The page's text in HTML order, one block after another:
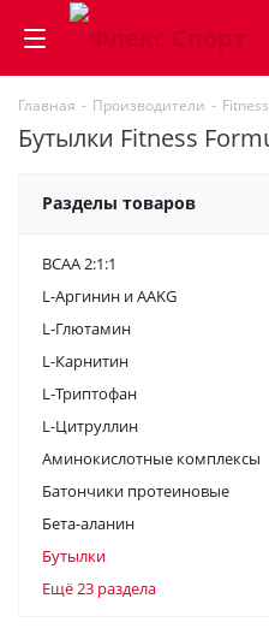
Главная - Производители -
Бутылки Fitness
Разделы товаров
BCAA 2:1:1
L-Аргинин и AAKG
L-Глютамин
L-Карнитин
L-Триптофан
L-Цитруллин
Аминокислотные комплексы
Батончики протеиновые
Бета-аланин
Бутылки
Ещё 23 раздела